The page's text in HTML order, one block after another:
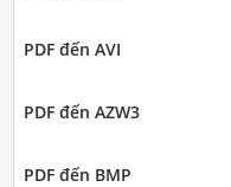
PDF đến AVI
PDF đến AZW3
PDF đến BMP